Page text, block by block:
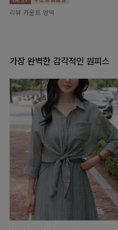
리뷰 카운트 영역
가장 완벽한 감각적인 원피스